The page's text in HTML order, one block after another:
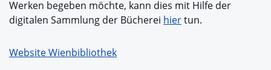
Werken begeben möchte, kann dies mit Hilfe der
digitalen Sammlung der Bücherei hiertun.
Website Wienbibliothek